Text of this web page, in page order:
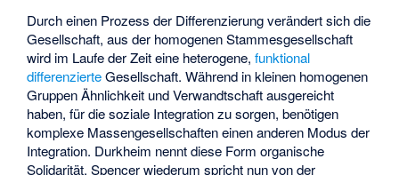
Durch einen Prozess der Differenzierung verändert sich die
Gesellschaft, aus der homogenen Stammesgesellschaft
wird im Laufe der Zeit eine heterogene,funktional
differenzierteGesellschaft. Während in kleinen homogenen
Gruppen Ähnlichkeit und Verwandtschaft ausgereicht
haben, für die soziale Integration zu sorgen, benötigen
komplexe Massengesellschaften einen anderen Modus der
Integration. Durkheim nennt diese Formorganische
Solidarität. Spencer wiederum spricht nun von der